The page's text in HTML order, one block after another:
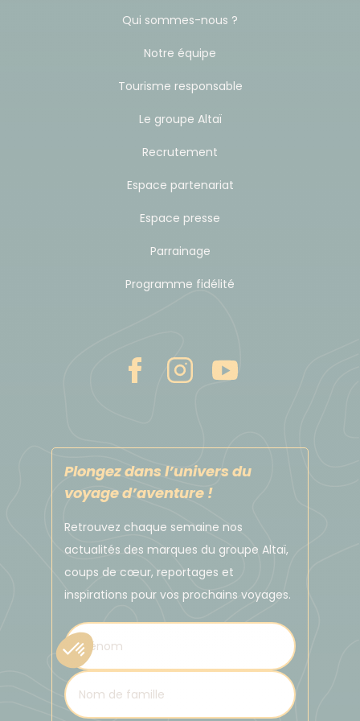
Il est courant, dans les traditions asiatiques, de
remerciement d'un service rendu. Selon votre
satisfaction, il est de coutume de laisser un
pourboires de 65 à 75€ par participant pour ce
locaux, cuisinier...). Pour simplifier la gestion des
pourboires de l’équipe locale (chauffeurs, porteurs,
vous conseiller sur les montants appropriés pour
4 à 5 € par jour et par voyageur.
Bien entendu, ces montants sont donnés à titre
indicatif et ne sont en aucun cas obligatoires. Le
pourboire reste un geste de remerciement et ne
doit pas être considéré comme un dû ou un salaire.
Qui sommes-nous ?
Notre équipe
Tourisme responsable
Le groupe Altaï
Recrutement
Espace partenariat
Espace presse
Parrainage
Programme fidélité
Plongez dans l’univers du
voyage d’aventure !
Retrouvez chaque semaine nos
actualités des marques du groupe Altaï,
coups de cœur, reportages et
inspirations pour vos prochains voyages.